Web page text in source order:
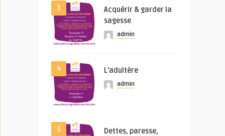
3
Acquérir & garder la
sagesse
admin
4 L’adultère
admin
5
Dettes, paresse,